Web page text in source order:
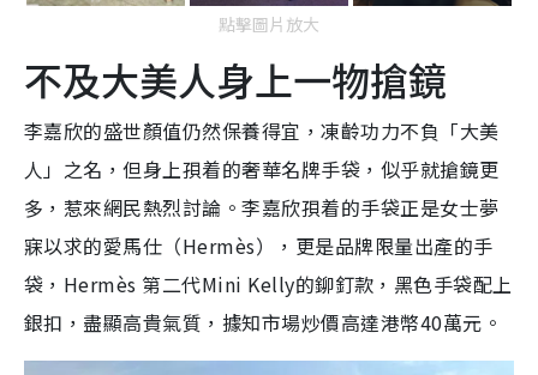
點擊圖片放大
不及大美人身上一物搶鏡
李嘉欣的盛世顏值仍然保養得宜，凍齡功力不負「大美
人」之名，但身上孭着的奢華名牌手袋，似乎就搶鏡更
多，惹來網民熱烈討論。李嘉欣孭着的手袋正是女士夢
寐以求的愛馬仕（Hermès），更是品牌限量出產的手
袋，Hermès 第二代Mini Kelly的鉚釘款，黑色手袋配上
銀扣，盡顯高貴氣質，據知市場炒價高達港幣40萬元。